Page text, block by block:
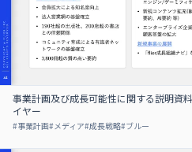
事業計画及び成⻑可能性に関する説明資
イヤー
#事業計画#メディア#成長戦略#ブルー